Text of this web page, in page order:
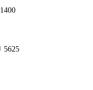
1400
5625